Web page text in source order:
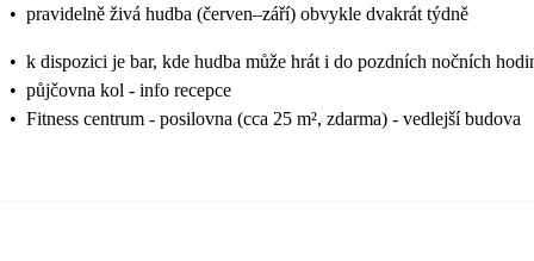
• pravidelně živá hudba (červen–září) obvykle dvakrát týdně
• k dispozici je bar, kde hudba může hrát i do pozdních nočních
• půjčovna kol - info recepce
• Fitness centrum - posilovna (cca 25 m², zdarma) - vedlejší budova